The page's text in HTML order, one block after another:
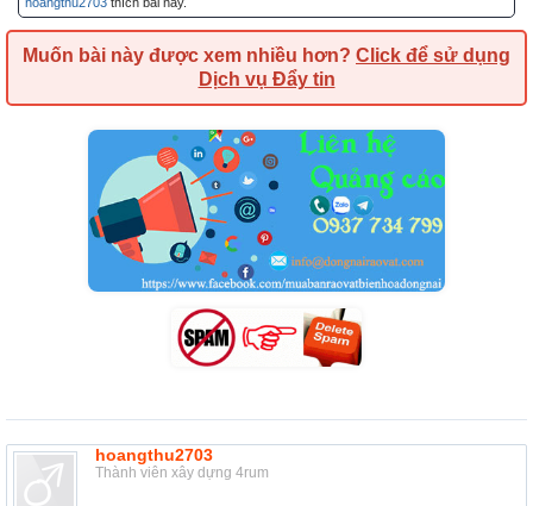
Muốn bài này được xem nhiều hơn? Click để sử dụng
Dịch vụ Đẩy tin
hoangthu2703
Thành viên xây dựng 4rum